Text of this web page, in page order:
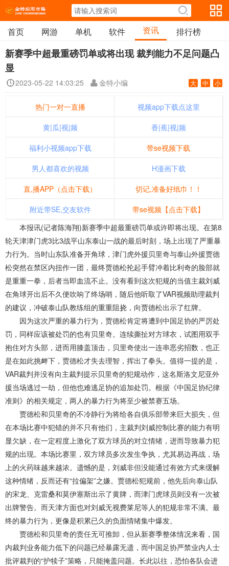
首页 网游 单机 软件 资讯 排行榜
新赛季中超最重磅罚单或将出现 裁判能力不足问题凸
显
2023-05-22 14:03:25 金特小编 大 中 小
热门一对一直播
视频app下载点这里
黄|瓜|视|频
香|蕉|视|频
福利小视频app下载
带se视频下载
男人都喜欢的视频
H漫画下载
直,播APP（点击下载）
切记,准备好纸巾！！
附近带SE,交友软件
带se视频【点击下载】
本报讯(记者陈海翔)新赛季中超最重磅罚单或许即将出现。在第8
轮天津津门虎3比3战平山东泰山一战的最后时刻，场上出现了严重暴
力行为。当时山东队准备开角球，津门虎外援贝里奇与泰山外援贾德
松突然在禁区内扭作一团，最终贾德松抡起手臂冲着比利奇的脸部就
是重重一拳，后者当即血流不止。没有看到这次犯规的当值主裁刘威
在角球开出后不久便吹响了终场哨，随后他听取了VAR视频助理裁判
的建议，冲破泰山队教练组的重重阻挠，向贾德松出示了红牌。
因为这次严重的暴力行为，贾德松肯定将遭到中国足协的严厉处
罚，同样应该被处罚的也有贝里奇。连续撕扯对方球衣，试图用双手
抱住对方头部，进而用膝盖顶击，贝里奇使出一连串恶劣招数，也正
是在如此挑衅下，贾德松才失去理智，挥出了拳头。值得一提的是，
VAR裁判并没有向主裁判提示贝里奇的犯规动作，这名斯洛文尼亚外
援当场逃过一劫，但他也难逃足协的追加处罚。根据《中国足协纪律
准则》的相关规定，两人的暴力行为将至少被禁赛五场。
贾德松和贝里奇的不冷静行为将给各自俱乐部带来巨大损失，但
在本场比赛中犯错的并不只有他们，主裁判刘威控制比赛的能力有明
显欠缺，在一定程度上激化了双方球员的对立情绪，进而导致暴力犯
规的出现。本场比赛里，双方球员多次发生争执，尤其易边再战，场
上的火药味越来越浓。遗憾的是，刘威非但没能通过有效方式来缓解
这种情绪，反而还有“拉偏架”之嫌。贾德松犯规前，他先后向泰山队
的宋龙、克雷桑和莫伊塞斯出示了黄牌，而津门虎球员则没有一次被
出牌警告。而天津方面也对刘威无视费莱尼等人的犯规非常不满。最
终的暴力行为，更像是积累已久的负面情绪集中爆发。
贾德松和贝里奇的责任无可推卸，但从新赛季整体情况来看，国
内裁判业务能力低下的问题已经暴露无遗，而中国足协严禁业内人士
批评裁判的“护犊子”策略，只能掩盖问题。长此以往，恐怕各队会进